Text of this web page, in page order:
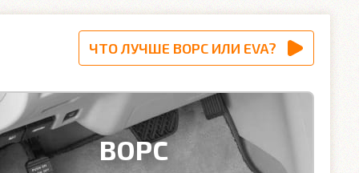
ЧТО ЛУЧШЕ ВОРС ИЛИ EVA?
ВОРС